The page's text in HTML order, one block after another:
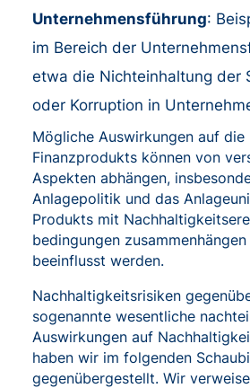
Unternehmensführung:
im Bereich der
etwa die Nichteinhaltung der
oder Korruption in
Mögliche Auswirkungen auf die
Finanzprodukts können von
Aspekten abhängen,
Anlagepolitik und das
Produkts mit
bedingungen
beeinflusst werden.
Nachhaltigkeitsrisiken
sogenannte wesentliche
Auswirkungen auf
haben wir im folgenden
gegenübergestellt. Wir